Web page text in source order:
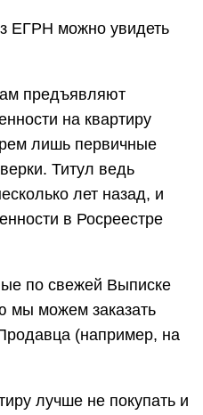
ЕГРН можно увидеть
предъявляют
на квартиру
лишь первичные
Титул ведь
лет назад, и
в Росреестре
по свежей Выписке
мы можем заказать
(например, на
лучше не покупать и